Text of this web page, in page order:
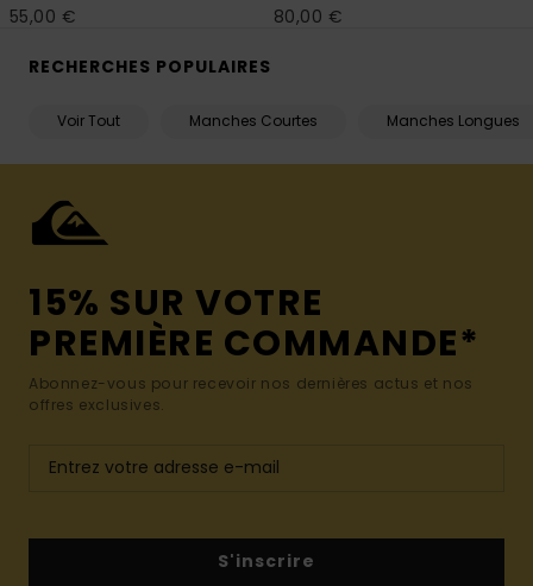
55,00 € 80,00 €
RECHERCHES POPULAIRES
Voir Tout Manches Courtes Manches Longues
15% SUR VOTRE
PREMIÈRE COMMANDE*
Abonnez-vous pour recevoir nos dernières actus et nos
offres exclusives.
S'inscrire